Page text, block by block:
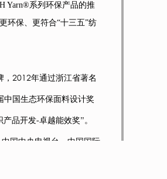
Yarn®系列环保产品的推
环保、更符合“十三五”纺
2012年通过浙江省著名
中国生态环保面料设计奖
品开发-卓越能效奖”。
国中央电视台、中国国际